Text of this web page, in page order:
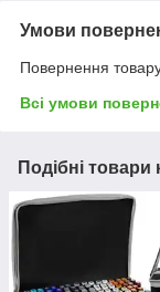
Умови
Повернення
Всі умови
Подібні товари